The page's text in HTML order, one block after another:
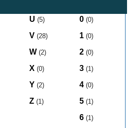
U (5)
V (28)
W (2)
X (0)
Y (2)
Z (1)
0 (0)
1 (0)
2 (0)
3 (1)
4 (0)
5 (1)
6 (1)